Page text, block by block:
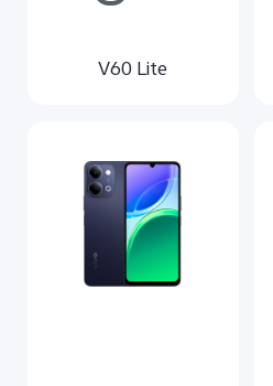
V60 Lite